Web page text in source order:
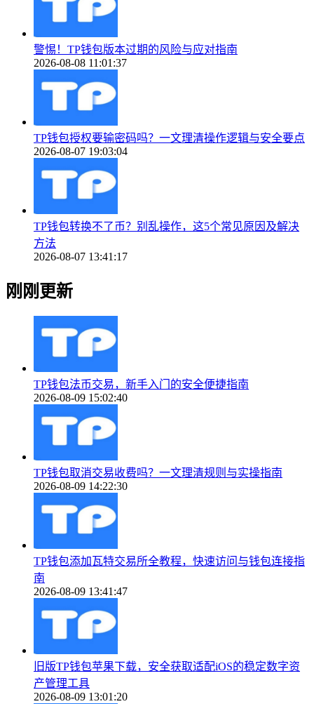
警惕！TP钱包版本过期的风险与应对指南
2026-08-08 11:01:37
TP钱包授权要输密码吗？一文理清操作逻辑与安全要点
2026-08-07 19:03:04
TP钱包转换不了币？别乱操作，这5个常见原因及解决
方法
2026-08-07 13:41:17
刚刚更新
TP钱包法币交易，新手入门的安全便捷指南
2026-08-09 15:02:40
TP钱包取消交易收费吗？一文理清规则与实操指南
2026-08-09 14:22:30
TP钱包添加瓦特交易所全教程，快速访问与钱包连接指
南
2026-08-09 13:41:47
旧版TP钱包苹果下载，安全获取适配iOS的稳定数字资
产管理工具
2026-08-09 13:01:20